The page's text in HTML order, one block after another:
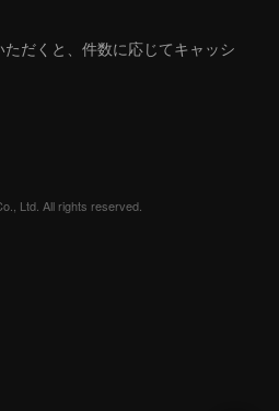
だくと、件数に応じてキャッシ
Ltd. All rights reserved.